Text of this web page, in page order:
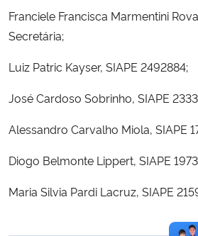
Ministério de Minas e Energia
Ministério da Ciência, Tecnologia, Inovações e
Ministério do Meio Ambiente
Franciele Francisca Marmentini
Secretária;
Luiz Patric Kayser, SIAPE 2492884;
José Cardoso Sobrinho, SIAPE
Alessandro Carvalho Miola, SIAPE
Diogo Belmonte Lippert, SIAPE
Maria Silvia Pardi Lacruz, SIAPE